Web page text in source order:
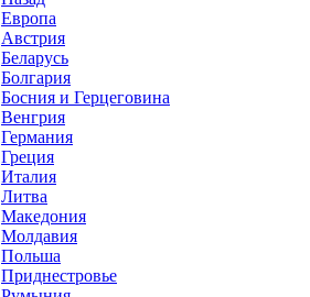
Европа
Австрия
Беларусь
Болгария
Босния и Герцеговина
Венгрия
Германия
Греция
Италия
Литва
Македония
Молдавия
Польша
Приднестровье